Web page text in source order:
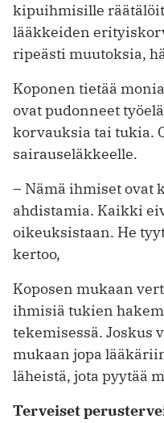
kipuihmisille
lääkkeiden
ripeästi muutoksia,
Koponen tietää
ovat pudonneet
korvauksia tai tukia.
sairauseläkkeelle.
– Nämä ihmiset ovat
ahdistamia. Kaikki
oikeuksistaan. He
kertoo,
Koposen mukaan
ihmisiä tukien
tekemisessä. Joskus
mukaan jopa
läheistä, jota pyytää
Terveiset